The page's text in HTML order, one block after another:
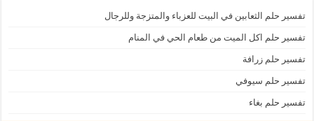
تفسير حلم الثعابين في البيت للعزباء والمتزجة وللرجال
تفسير حلم اكل الميت من طعام الحي في المنام
تفسير حلم زرافة
تفسير حلم سيوفي
تفسير حلم بغاء